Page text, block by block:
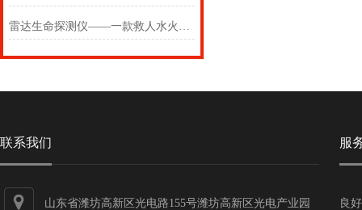
雷达生命探测仪——一款救人水火的生命探测仪2024(万象推送)
联系我们
山东省潍坊高新区光电路155号潍坊高新区光电产业园
服
良